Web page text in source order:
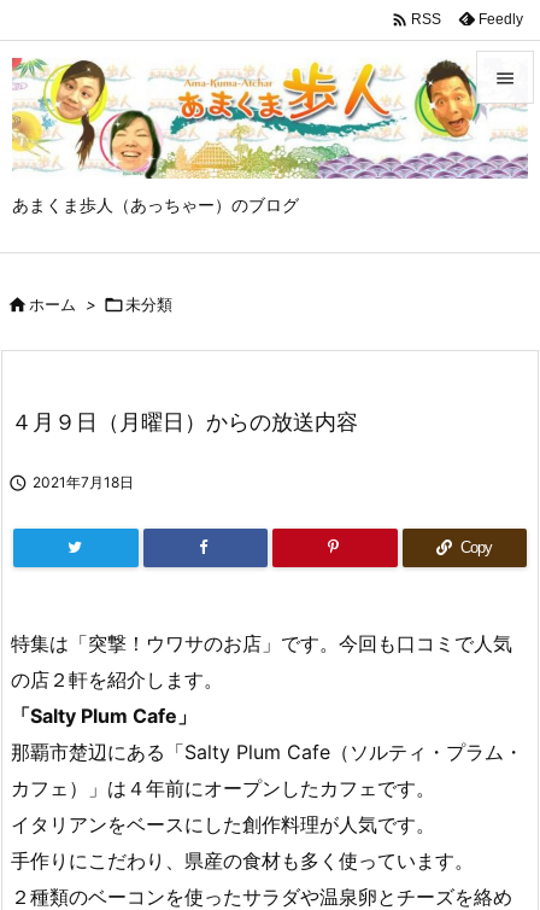
あまくま歩人（あっちゃー）のブログ


メニュ

 RSS Feedly
ホーム > 未分類
４月９日（月曜日）からの放送内容
 2021年7月18日
Copy
特集は「突撃！ウワサのお店」です。今回も口コミで人気
の店２軒を紹介します。
「Salty Plum Cafe」
那覇市楚辺にある「Salty Plum Cafe（ソルティ・プラム・
カフェ）」は４年前にオープンしたカフェです。
イタリアンをベースにした創作料理が人気です。
手作りにこだわり、県産の食材も多く使っています。
２種類のベーコンを使ったサラダや温泉卵とチーズを絡め